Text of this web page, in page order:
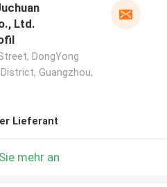
Ltd.
DongYong
Guangzhou,
Lieferant
mehr an